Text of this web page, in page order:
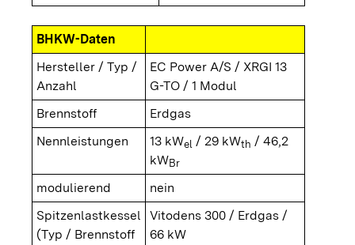
BHKW-Daten
Hersteller / Typ /
Anzahl
EC Power A/S / XRGI 13
G-TO / 1 Modul
Brennstoff
Erdgas
Nennleistungen
13 kWel / 29 kWth / 46,2
kWBr
modulierend
nein
Spitzenlastkessel
(Typ / Brennstoff
Vitodens 300 / Erdgas /
66 kW